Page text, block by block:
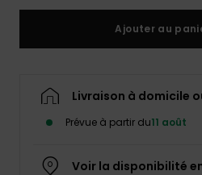
Ajouter au
Livraison à domicile
Prévue à partir du11 août
Voir la disponibilité